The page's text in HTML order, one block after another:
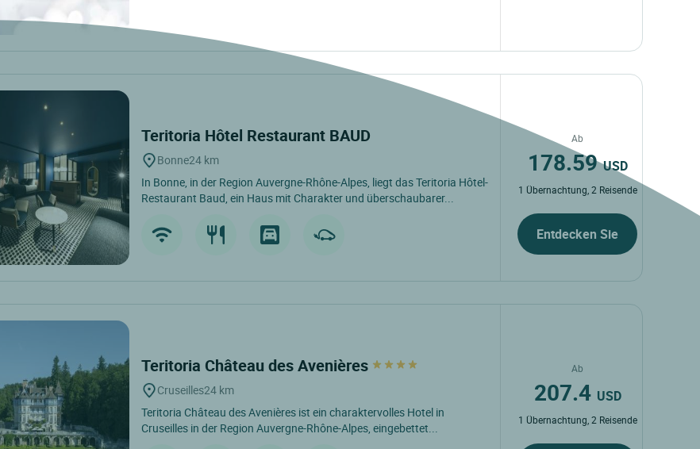
Teritoria Hôtel Restaurant BAUD
Bonne24 km
In Bonne, in der Region Auvergne-Rhône-Alpes, liegt das Teritoria Hôtel-
Restaurant Baud, ein Haus mit Charakter und überschaubarer...
Ab
178.59USD
1 Übernachtung, 2 Reisende
Entdecken Sie
Teritoria Château des Avenières
Cruseilles24 km
Teritoria Château des Avenières ist ein charaktervolles Hotel in
Cruseilles in der Region Auvergne-Rhône-Alpes, eingebettet...
Ab
207.4 USD
1 Übernachtung, 2 Reisende